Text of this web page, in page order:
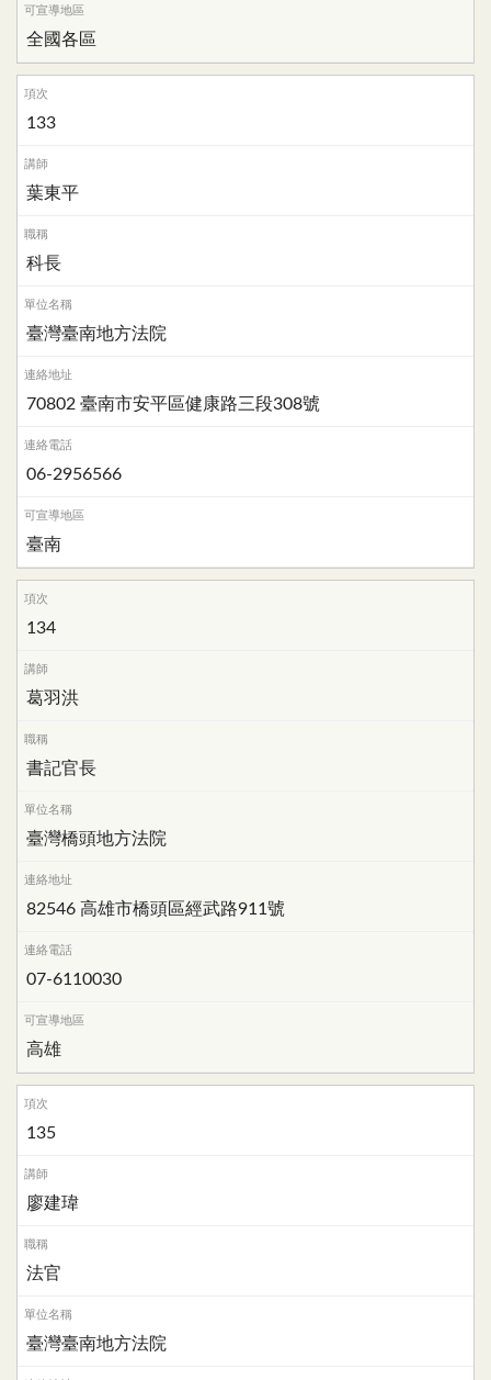
全國各區
133
葉東平
科長
臺灣臺南地方法院
70802 臺南市安平區健康路三段308號
06-2956566
臺南
134
葛羽洪
書記官長
臺灣橋頭地方法院
82546 高雄市橋頭區經武路911號
07-6110030
高雄
135
廖建瑋
法官
臺灣臺南地方法院